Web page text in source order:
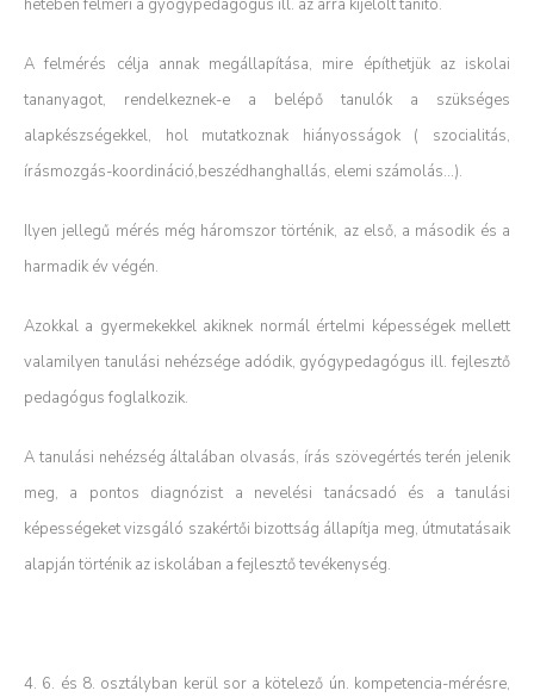
hetében felméri a gyógypedagógus ill. az arra kijelölt tanító.
A felmérés célja annak megállapítása, mire építhetjük az iskolai
tananyagot, rendelkeznek-e a belépő tanulók a szükséges
alapkészségekkel, hol mutatkoznak hiányosságok ( szocialitás,
írásmozgás-koordináció,beszédhanghallás, elemi számolás…).
Ilyen jellegű mérés még háromszor történik, az első, a második és a
harmadik év végén.
Azokkal a gyermekekkel akiknek normál értelmi képességek mellett
valamilyen tanulási nehézsége adódik, gyógypedagógus ill. fejlesztő
pedagógus foglalkozik.
A tanulási nehézség általában olvasás, írás szövegértés terén jelenik
meg, a pontos diagnózist a nevelési tanácsadó és a tanulási
képességeket vizsgáló szakértői bizottság állapítja meg, útmutatásaik
alapján történik az iskolában a fejlesztő tevékenység.
4. 6. és 8. osztályban kerül sor a kötelező ún. kompetencia-mérésre,